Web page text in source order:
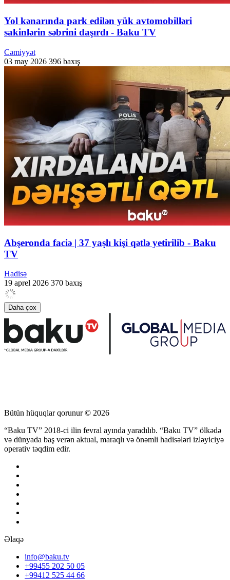
Yol kənarında park edilən yük avtomobilləri
sakinlərin səbrini daşırdı - Baku TV
Cəmiyyət
03 may 2026 396 baxış
Abşeronda faciə | 37 yaşlı kişi qətlə yetirilib - Baku
TV
Hadisə
19 aprel 2026 370 baxış
Daha çox
Bütün hüquqlar qorunur © 2026
“Baku TV” 2018-ci ilin fevral ayında yaradılıb. “Baku TV” ölkədə
və dünyada baş verən aktual, maraqlı və önəmli hadisələri izləyiciyə
operativ təqdim edir.
Əlaqə
info@baku.tv
+99455 202 50 05
+99412 525 44 66